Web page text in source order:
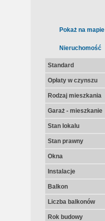
Pokaż na mapie
Nieruchomość
Standard
Opłaty w czynszu
Rodzaj mieszkania
Garaż - mieszkanie
Stan lokalu
Stan prawny
Okna
Instalacje
Balkon
Liczba balkonów
Rok budowy